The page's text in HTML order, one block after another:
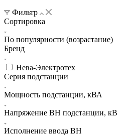
Фильтр
Сортировка
По популярности (возрастание)
Бренд
Нева-Электротех
Серия подстанции
Мощность подстанции, кВА
Напряжение ВН подстанции, кВ
Исполнение ввода ВН